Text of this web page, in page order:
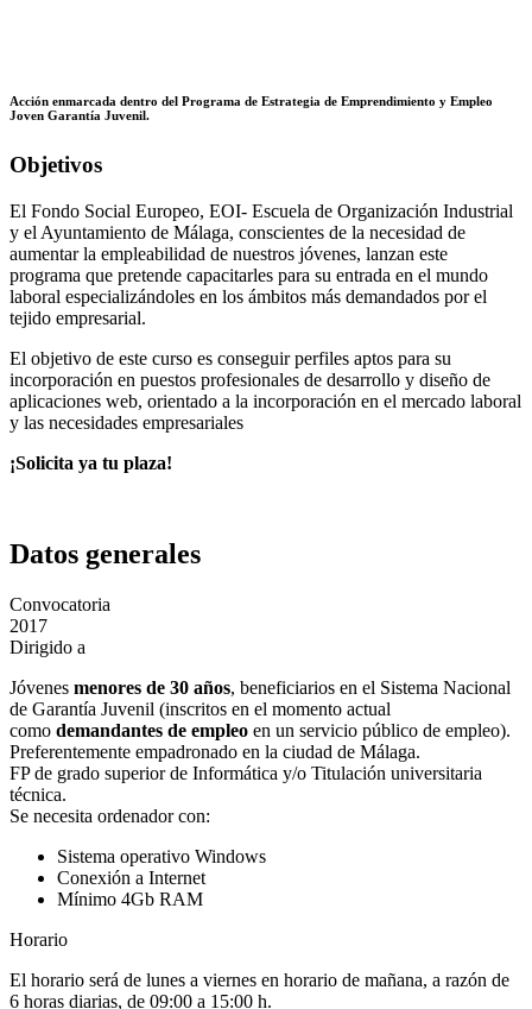
Acción enmarcada dentro del Programa de Estrategia de Emprendimiento y Empleo
Joven Garantía Juvenil.
Objetivos
El Fondo Social Europeo, EOI- Escuela de Organización Industrial
y el Ayuntamiento de Málaga, conscientes de la necesidad de
aumentar la empleabilidad de nuestros jóvenes, lanzan este
programa que pretende capacitarles para su entrada en el mundo
laboral especializándoles en los ámbitos más demandados por el
tejido empresarial.
El objetivo de este curso es conseguir perfiles aptos para su
incorporación en puestos profesionales de desarrollo y diseño de
aplicaciones web, orientado a la incorporación en el mercado laboral
y las necesidades empresariales
¡Solicita ya tu plaza!
Datos generales
Convocatoria
2017
Dirigido a
Jóvenes menores de 30 años, beneficiarios en el Sistema Nacional
de Garantía Juvenil (inscritos en el momento actual
como demandantes de empleo en un servicio público de empleo).
Preferentemente empadronado en la ciudad de Málaga.
FP de grado superior de Informática y/o Titulación universitaria
técnica.
Se necesita ordenador con:
Sistema operativo Windows
Conexión a Internet
Mínimo 4Gb RAM
Horario
El horario será de lunes a viernes en horario de mañana, a razón de
6 horas diarias, de 09:00 a 15:00 h.